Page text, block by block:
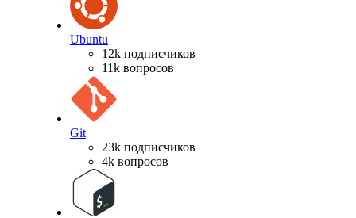
Ubuntu
12k подписчиков
11k вопросов
Git
23k подписчиков
4k вопросов